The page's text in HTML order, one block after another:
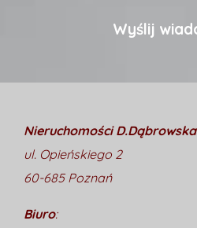
Nieruchomości D.Dąbrowska
ul. Opieńskiego 2
60-685 Poznań
Biuro: